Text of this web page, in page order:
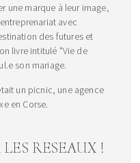
une marque à leur image,
avec
des futures et
livre intitulé "Vie de
son mariage.
un picnic, une agence
en Corse.
RESEAUX !